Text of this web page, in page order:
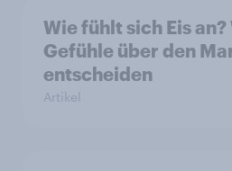
Wie fühlt sich Eis
Gefühle über den
entscheiden
Artikel